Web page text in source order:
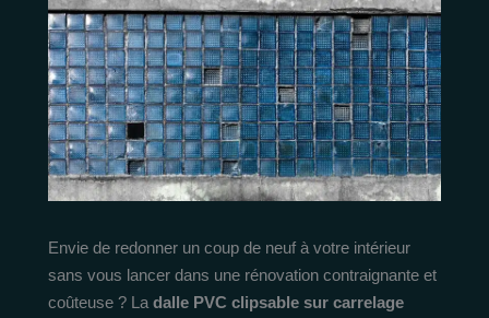
Envie de redonner un coup de neuf à votre intérieur
sans vous lancer dans une rénovation contraignante et
coûteuse ? La dalle PVC clipsable sur carrelage